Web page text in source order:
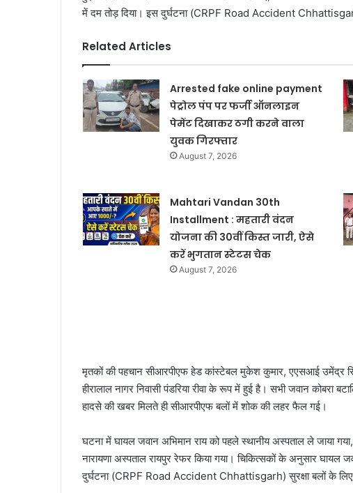
में दम तोड़ दिया। इस दुर्घटना (CRPF Road Accident
Related Articles
Arrested fake online payment
पेट्रोल पंप पर फर्जी ऑनलाइन
पेमेंट दिखाकर ठगी करने वाला
युवक गिरफ्तार
August 7, 2026
Mahtari Vandan 30th
Installment : महतारी वंदन
योजना की 30वीं किस्त जारी, ऐसे
करें भुगतान स्टेटस चेक
August 7, 2026
मृतकों की पहचान सीआरपीएफ हेड कांस्टेबल मुकेश कुमार, एएसआई उमेंद्र
हीरालाल नागर निवासी पंडरिया रीवा के रूप में हुई है। सभी जवान
हादसे की खबर मिलते ही सीआरपीएफ बलों में शोक की लहर फैल गई।
घटना में घायल जवान अभिमान राय को पहले स्थानीय अस्पताल ले जाया
नारायणा अस्पताल रायपुर रेफर किया गया। चिकित्सकों के अनुसार घायल
दुर्घटना (CRPF Road Accident Chhattisgarh) सुरक्षा बलों के लिए